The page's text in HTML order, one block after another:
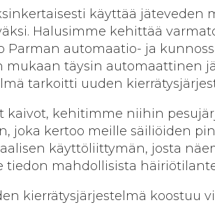
käyttää jäteveden
Halusimme kehittää
Parman automaatio- ja
mukaan täysin automaattinen
tarkoitti uuden
kaivot, kehitimme niihin
joka kertoo meille säiliöiden
käyttöliittymän, josta
tiedon mahdollisista
kierrätysjärjestelmä koostuu